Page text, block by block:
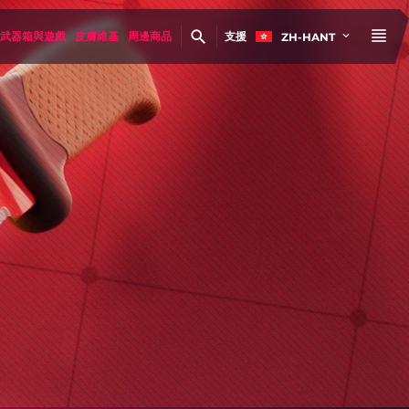
武器箱與遊戲 皮膚維基 周邊商品 支援 ZH-HANT